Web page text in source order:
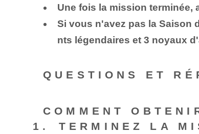
Une fois la mission terminée,
Si vous n'avez pas la Saison
nts légendaires et 3 noyaux
QUESTIONS ET
COMMENT
TERMINEZ LA